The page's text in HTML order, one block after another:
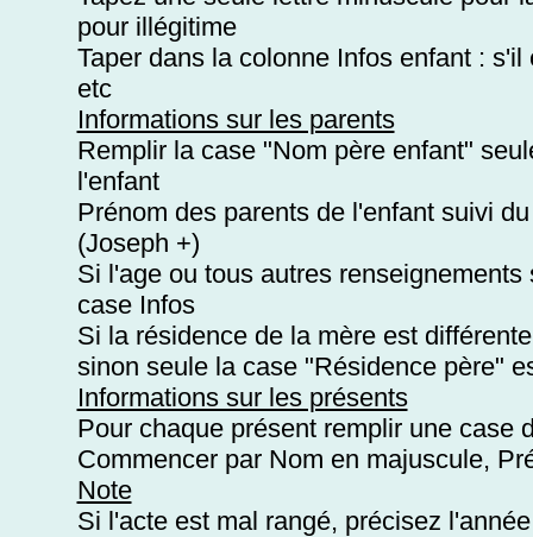
pour illégitime
Taper dans la colonne Infos enfant :
etc
Informations sur les parents
Remplir la case "Nom père enfant"
l'enfant
Prénom des parents de l'enfant suivi
(Joseph +)
Si l'age ou tous autres
case Infos
Si la résidence de la mère est
sinon seule la case "Résidence père"
Informations sur les présents
Pour chaque présent remplir une case
Commencer par Nom en majuscule,
Note
Si l'acte est mal rangé, précisez